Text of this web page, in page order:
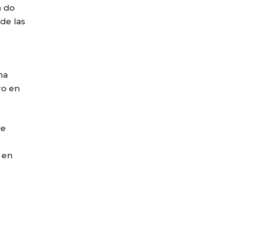
do
las
en